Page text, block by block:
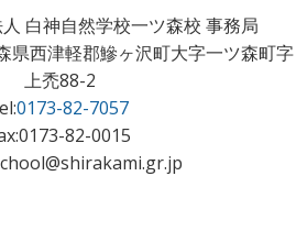
白神自然学校一ツ森校 事務局
県西津軽郡鰺ヶ沢町大字一ツ森町字
上禿88-2
0173-82-7057
82-0015